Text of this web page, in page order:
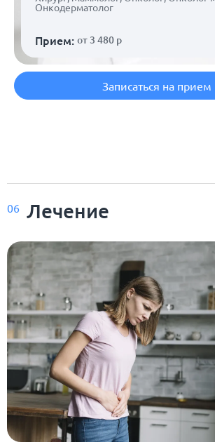
Онкодерматолог
Прием: от 3 480 р
Записаться на прием
06 Лечение